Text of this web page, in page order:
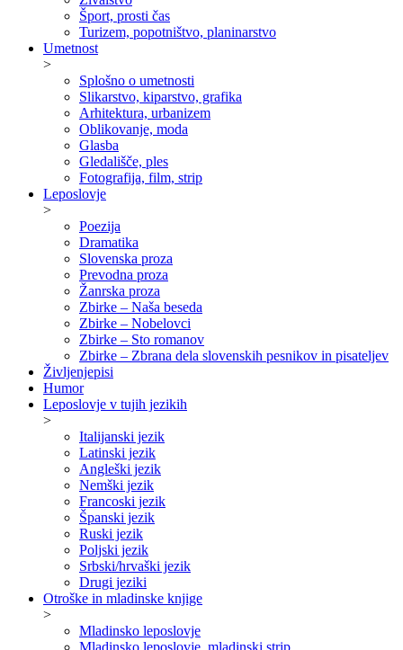
Šport, prosti čas
Turizem, popotništvo, planinarstvo
Umetnost
>
Splošno o umetnosti
Slikarstvo, kiparstvo, grafika
Arhitektura, urbanizem
Oblikovanje, moda
Glasba
Gledališče, ples
Fotografija, film, strip
Leposlovje
>
Poezija
Dramatika
Slovenska proza
Prevodna proza
Žanrska proza
Zbirke – Naša beseda
Zbirke – Nobelovci
Zbirke – Sto romanov
Zbirke – Zbrana dela slovenskih pesnikov in pisateljev
Življenjepisi
Humor
Leposlovje v tujih jezikih
>
Italijanski jezik
Latinski jezik
Angleški jezik
Nemški jezik
Francoski jezik
Španski jezik
Ruski jezik
Poljski jezik
Srbski/hrvaški jezik
Drugi jeziki
Otroške in mladinske knjige
>
Mladinsko leposlovje
Mladinsko leposlovje, mladinski strip